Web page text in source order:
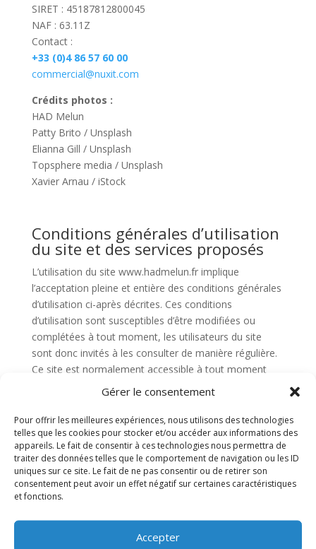
Gérer le consentement
Pour offrir les meilleures expériences, nous utilisons des technologies
telles que les cookies pour stocker et/ou accéder aux informations des
appareils. Le fait de consentir à ces technologies nous permettra de
traiter des données telles que le comportement de navigation ou les ID
uniques sur ce site. Le fait de ne pas consentir ou de retirer son
consentement peut avoir un effet négatif sur certaines caractéristiques
et fonctions.
Accepter
SIRET : 45187812800045
NAF : 63.11Z
Contact :
+33 (0)4 86 57 60 00
commercial@nuxit.com
Crédits photos :
HAD Melun
Patty Brito / Unsplash
Elianna Gill / Unsplash
Topsphere media / Unsplash
Xavier Arnau / iStock
Conditions générales d’utilisation
du site et des services proposés
L’utilisation du site www.hadmelun.fr implique
l’acceptation pleine et entière des conditions générales
d’utilisation ci-après décrites. Ces conditions
d’utilisation sont susceptibles d’être modifiées ou
complétées à tout moment, les utilisateurs du site
sont donc invités à les consulter de manière régulière.
Ce site est normalement accessible à tout moment
aux utilisateurs. Une interruption pour raison de
www.hadmelun.fr, qui s’efforcera alors de
communiquer préalablement aux utilisateurs les dates
et heures de l’intervention. Le site www.hadmelun.fr est
mis à jour régulièrement. De la même façon, les
mentions légales peuvent être modifiées à tout
moment : elles s’imposent néanmoins à l’utilisateur qui